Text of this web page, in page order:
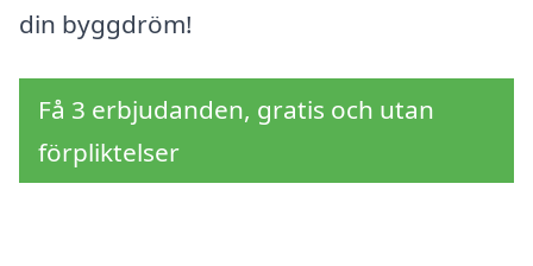
din byggdröm!
Få 3 erbjudanden, gratis och utan
förpliktelser